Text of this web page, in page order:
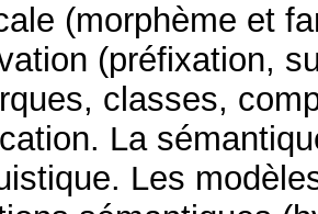
(morphème et
(préfixation,
classes,
La
Les